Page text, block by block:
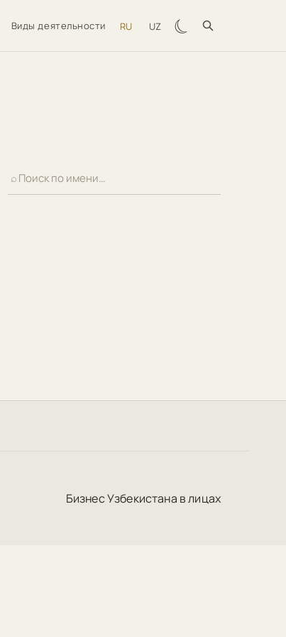
Виды деятельности RU UZ ☾
⌕
Бизнес Узбекистана в лицах